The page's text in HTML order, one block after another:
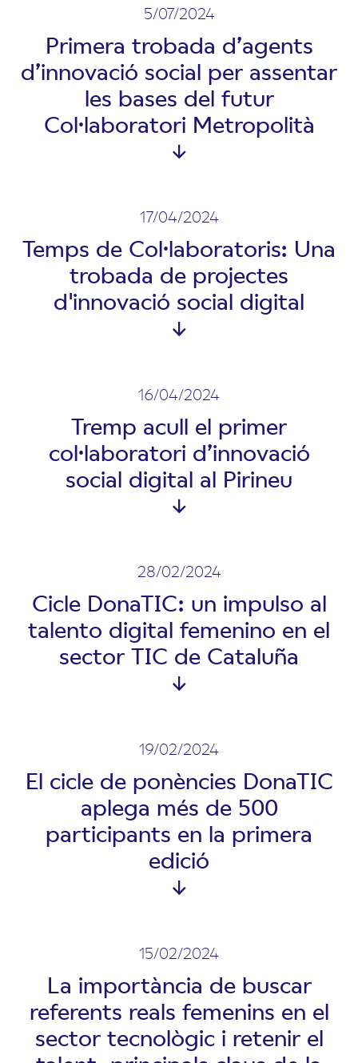
5/07/2024
Primera trobada d’agents
d’innovació social per assentar
les bases del futur
Col·laboratori Metropolità
17/04/2024
Temps de Col·laboratoris: Una
trobada de projectes
d'innovació social digital
16/04/2024
Tremp acull el primer
col·laboratori d’innovació
social digital al Pirineu
28/02/2024
Cicle DonaTIC: un impulso al
talento digital femenino en el
sector TIC de Cataluña
19/02/2024
El cicle de ponències DonaTIC
aplega més de 500
participants en la primera
edició
15/02/2024
La importància de buscar
referents reals femenins en el
sector tecnològic i retenir el